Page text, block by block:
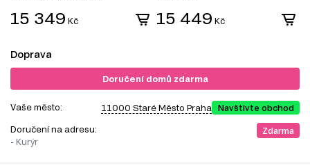
15 349 Kč 15 449 Kč
Doprava
Doručení domů zdarma
Vaše město: 11000 Staré Město Praha Navštivte obchod
Doručení na adresu:
- Kurýr
Zdarma